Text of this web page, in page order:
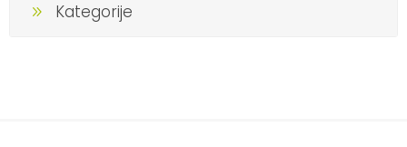
Kategorije